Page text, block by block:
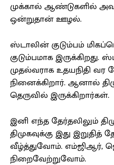
முக்கால் ஆண்டுகளில்
ஒன்றுதான் ஊழல்.
ஸ்டாலின் குடும்பம்
குடும்பமாக இருக்கிறது.
முதல்வராக உதயநிதி
நினைக்கிறார். ஆனால்
தெருவில் இருக்கிறார்கள்.
இனி எந்த தேர்தலிலும்
திமுகவுக்கு இது
வீழ்த்துவோம். எம்ஜிஆர்,
நிறைவேற்றுவோம்.